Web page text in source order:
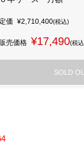
定価 ¥2,710,400(税込)
販売価格 ¥17,490(税
SOLD